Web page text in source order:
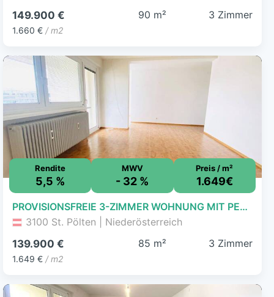
149.900 €
1.660 € / m2
90 m² 3 Zimmer
Rendite
5,5 %
MWV
- 32 %
Preis / m²
1.649€
PROVISIONSFREIE 3-ZIMMER WOHNUNG MIT PERFEKTEM GRUNDRISS!
3100 St. Pölten | Niederösterreich
139.900 €
1.649 € / m2
85 m² 3 Zimmer